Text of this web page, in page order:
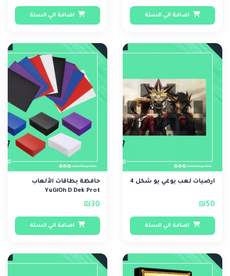
اضافة الي السلة اضافة الي السلة
ارضيات لعب يوغي يو شكل 4
₪50
اضافة الي السلة
حافظة بطاقات الألعاب
YuGiOh D Dek Prot
₪30
اضافة الي السلة